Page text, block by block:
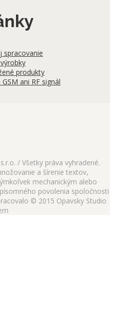
spracovanie
produkty
ani RF signál
/ Všetky práva vyhradené.
a šírenie textov,
mechanickým alebo
povolenia spoločnosti
© 2015 Opavsky Studio